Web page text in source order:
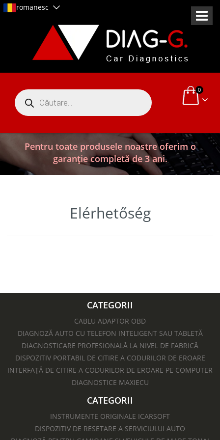
romanesc
Products
search
0
Pentru toate produsele noastre oferim o
garanție completă de 3 ani.
Elérhetőség
CATEGORII
CABLU ADAPTOR OBD
DIAGNOZĂ AUTO CU TELEFON INTELIGENT SAU TABLETĂ
DIAGNOSTICARE PROFESIONALĂ LA NIVEL DE FABRICĂ
DISPOZITIV PORTABIL DE CITIRE A CODURILOR DE EROARE
INTERFAȚĂ DE CITIRE A CODURILOR DE EROARE PE COMPUTER
DIAGNOSTICE MAXIECU
CATEGORII
INSTRUMENTE ORIGINALE ICARSOFT
DISPOZITIV DE RESETARE A SERVICIULUI AUTO